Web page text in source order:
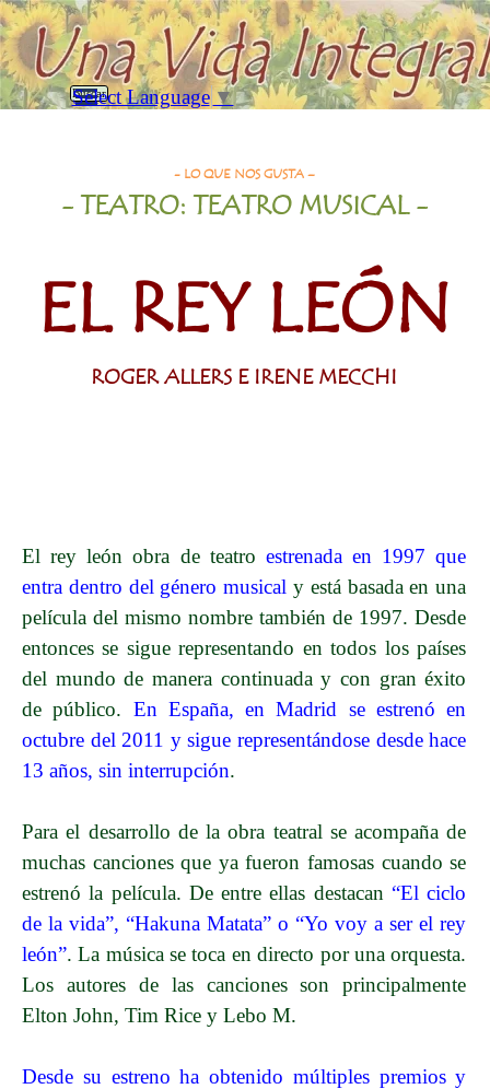
Vaya al Contenido
Saltar menú
Select Language ▼
Buscar
- LO QUE NOS GUSTA –
- TEATRO: TEATRO MUSICAL -
EL REY LEÓN
ROGER ALLERS E IRENE MECCHI
El rey león obra de teatro estrenada en 1997 que
entra dentro del género musicaly está basada en una
película del mismo nombre también de 1997. Desde
entonces se sigue representando en todos los países
del mundo de manera continuada y con gran éxito
de público. En España, en Madrid se estrenó en
octubre del 2011 y sigue representándose desde hace
13 años, sin interrupción.
Para el desarrollo de la obra teatral se acompaña de
muchas canciones que ya fueron famosas cuando se
estrenó la película. De entre ellas destacan “El ciclo
de la vida”, “Hakuna Matata” o “Yo voy a ser el rey
león”. La música se toca en directo por una orquesta.
Los autores de las canciones son principalmente
Elton John, Tim Rice y Lebo M.
Desde su estreno ha obtenido múltiples premios y